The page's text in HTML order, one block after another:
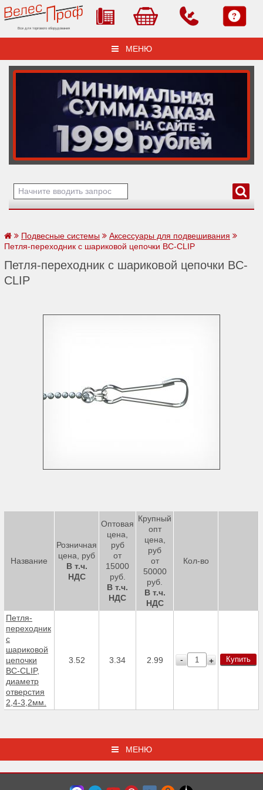
Все для торгового оборудования
МЕНЮ
Подвесные системы
Аксессуары для подвешивания
Петля-переходник с шариковой цепочки BC-CLIP
Петля-переходник с шариковой цепочки BC-
CLIP
Название
Розничная
цена, руб
В т.ч.
НДС
Оптовая
цена,
руб
от
15000
руб.
В т.ч.
НДС
Крупный
опт
цена,
руб
от
50000
руб.
В т.ч.
НДС
Кол-во
Петля-
переходник
с
шариковой
цепочки
BC-CLIP,
диаметр
отверстия
2,4-3,2мм.
3.52 3.34 2.99 - + Купить
МЕНЮ